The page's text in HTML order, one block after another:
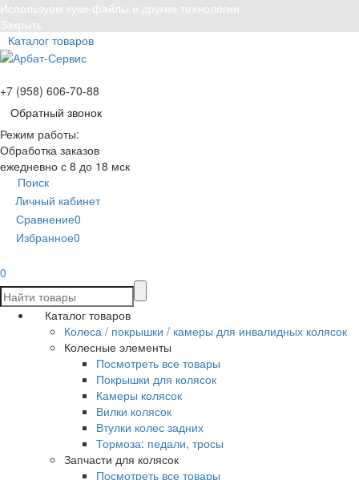
Используем куки-файлы и другие технологии
Закрыть
Каталог товаров
+7 (958) 606-70-88
Обратный звонок
Режим работы:
Обработка заказов
ежедневно с 8 до 18 мск
Поиск
Личный кабинет
Сравнение0
Избранное0
0
Каталог товаров
Колеса / покрышки / камеры для инвалидных колясок
Колесные элементы
Посмотреть все товары
Покрышки для колясок
Камеры колясок
Вилки колясок
Втулки колес задних
Тормоза: педали, тросы
Запчасти для колясок
Посмотреть все товары